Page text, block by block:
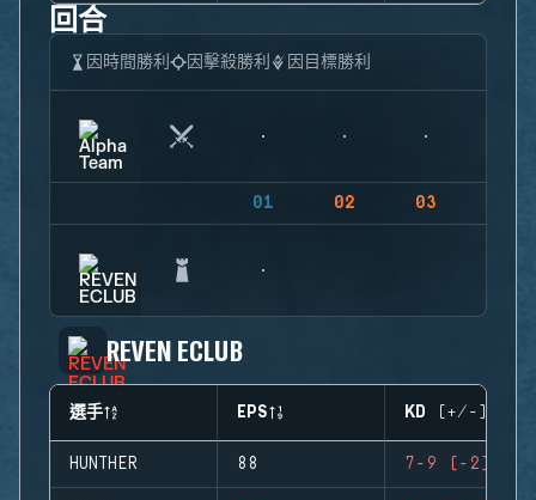
回合
因時間勝利 因擊殺勝利 因目標勝利
01 02 03
REVEN ECLUB
選手 EPS KD (+/-)
HUNTHER 88 7-9 (-2)